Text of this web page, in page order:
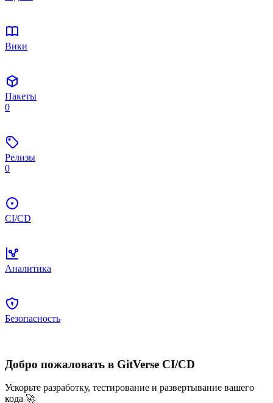
Вики
Пакеты
0
Релизы
0
CI/CD
Аналитика
Безопасность
Добро пожаловать в GitVerse CI/CD
Ускорьте разработку, тестирование и развертывание вашего
кода 🚀